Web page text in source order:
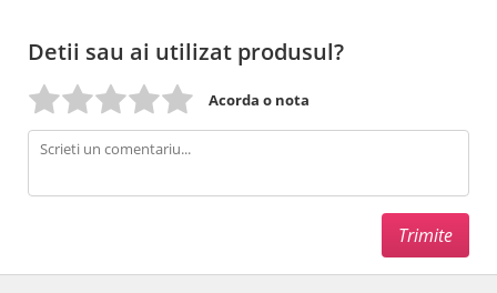
Detii sau ai utilizat produsul?
Acorda o nota